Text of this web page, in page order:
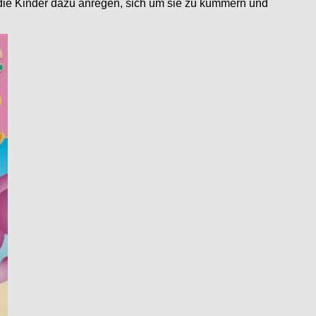
Kinder dazu anregen, sich um sie zu kümmern und